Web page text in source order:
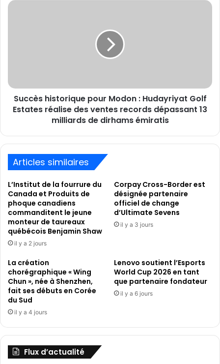
présenté
Succès
réalise
des
ventes
13
de
dirhams
émiratis
Succès historique pour Modon : Hudayriyat Golf
Estates réalise des ventes records dépassant 13
milliards de dirhams émiratis
Articles similaires
L’Institut de la fourrure du
Canada et Produits de
phoque canadiens
commanditent le jeune
monteur de taureaux
québécois Benjamin Shaw
il y a 2 jours
Corpay Cross-Border est
désignée partenaire
officiel de change
d’Ultimate Sevens
il y a 3 jours
La création
chorégraphique « Wing
Chun », née à Shenzhen,
fait ses débuts en Corée
du Sud
il y a 4 jours
Lenovo soutient l’Esports
World Cup 2026 en tant
que partenaire fondateur
il y a 6 jours
Flux d’actualité